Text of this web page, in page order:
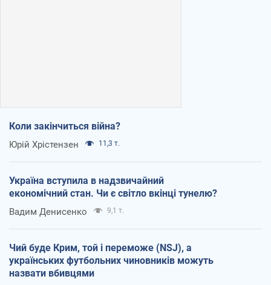
Коли закінчиться війна?
Юрій Хрістензен 11,3 т.
Україна вступила в надзвичайний
економічний стан. Чи є світло вкінці тунелю?
Вадим Денисенко 9,1 т.
Чий буде Крим, той і переможе (NSJ), а
українських футбольних чиновників можуть
назвати вбивцями